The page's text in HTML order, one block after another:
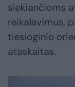
siekiančioms
reikalavimus,
tiesioginio
ataskaitas.